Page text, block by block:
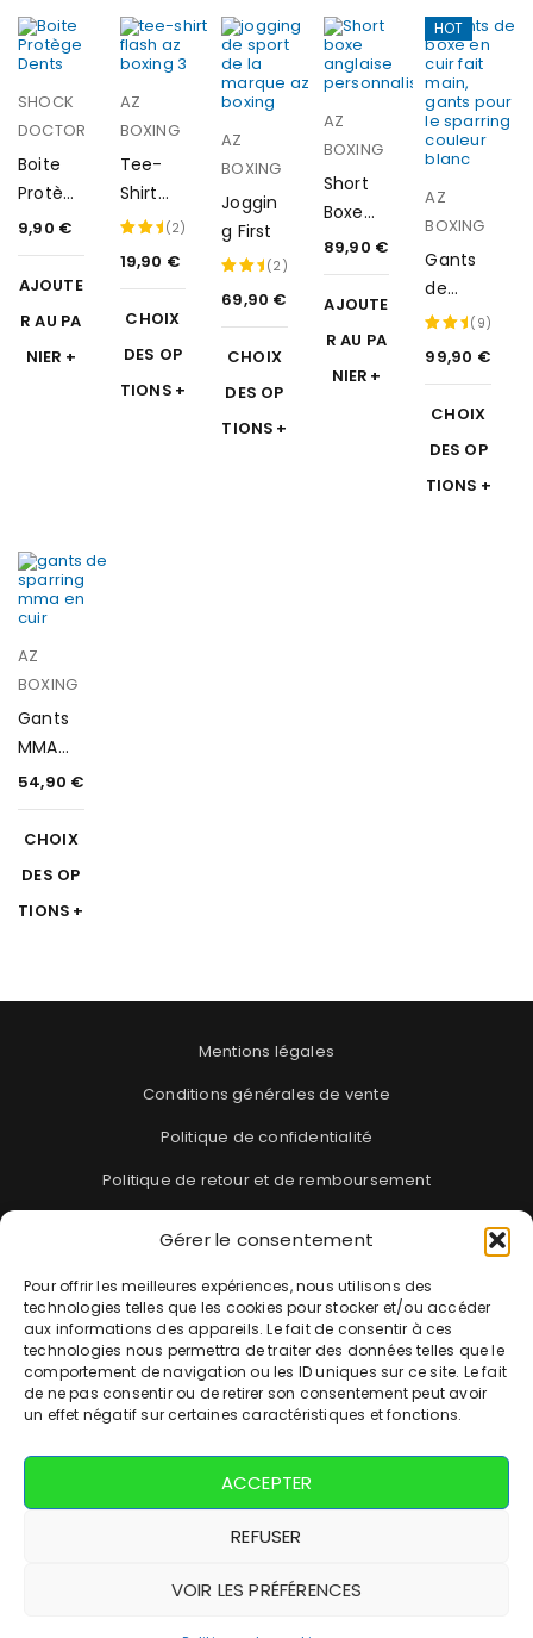
Gérer le consentement
Pour offrir les meilleures expériences, nous utilisons des
technologies telles que les cookies pour stocker et/ou accéder
aux informations des appareils. Le fait de consentir à ces
technologies nous permettra de traiter des données telles que le
comportement de navigation ou les ID uniques sur ce site. Le fait
de ne pas consentir ou de retirer son consentement peut avoir
un effet négatif sur certaines caractéristiques et fonctions.
ACCEPTER
REFUSER
VOIR LES PRÉFÉRENCES
SHOCK
DOCTOR
Boite
Protèg
e Dents
9,90 €
AJOUTE
R AU PA
NIER
AZ
BOXING
Tee-
Shirt
Flash
Note
5.00
sur
5
(2)
19,90 €
CHOIX
DES OP
TIONS
AZ
BOXING
Joggin
g First
Note
5.00
sur
5
(2)
69,90 €
CHOIX
DES OP
TIONS
AZ
BOXING
Short
Boxe
Anglais
e
Person
89,90 €
AJOUTE
R AU PA
NIER
HOT
AZ
BOXING
Gants
de
boxe
en cuir
Note
4.89
sur
5
(9)
99,90 €
CHOIX
DES OP
TIONS
AZ
BOXING
Gants
MMA
One
Sparrin
g
54,90 €
CHOIX
DES OP
TIONS
Mentions légales
Conditions générales de vente
Politique de confidentialité
Politique de retour et de remboursement
Blog
FAQ
Suivi de commande
Contact